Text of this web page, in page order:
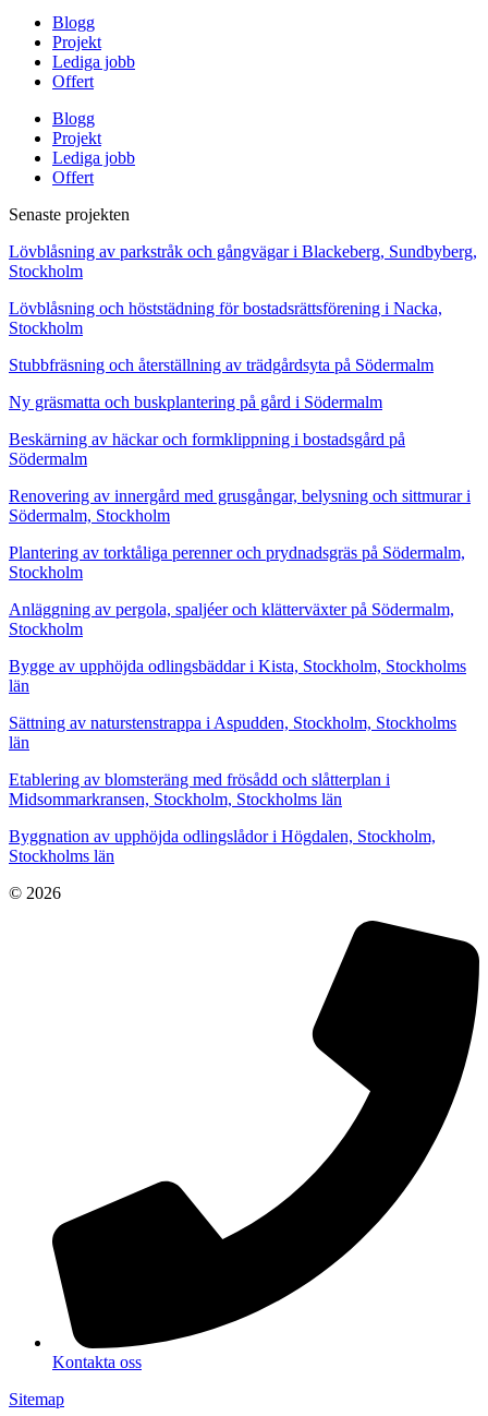
Blogg
Projekt
Lediga jobb
Offert
Blogg
Projekt
Lediga jobb
Offert
Senaste projekten
Lövblåsning av parkstråk och gångvägar i Blackeberg, Sundbyberg,
Stockholm
Lövblåsning och höststädning för bostadsrättsförening i Nacka,
Stockholm
Stubbfräsning och återställning av trädgårdsyta på Södermalm
Ny gräsmatta och buskplantering på gård i Södermalm
Beskärning av häckar och formklippning i bostadsgård på
Södermalm
Renovering av innergård med grusgångar, belysning och sittmurar i
Södermalm, Stockholm
Plantering av torktåliga perenner och prydnadsgräs på Södermalm,
Stockholm
Anläggning av pergola, spaljéer och klätterväxter på Södermalm,
Stockholm
Bygge av upphöjda odlingsbäddar i Kista, Stockholm, Stockholms
län
Sättning av naturstenstrappa i Aspudden, Stockholm, Stockholms
län
Etablering av blomsteräng med frösådd och slåtterplan i
Midsommarkransen, Stockholm, Stockholms län
Byggnation av upphöjda odlingslådor i Högdalen, Stockholm,
Stockholms län
© 2026
Kontakta oss
Sitemap